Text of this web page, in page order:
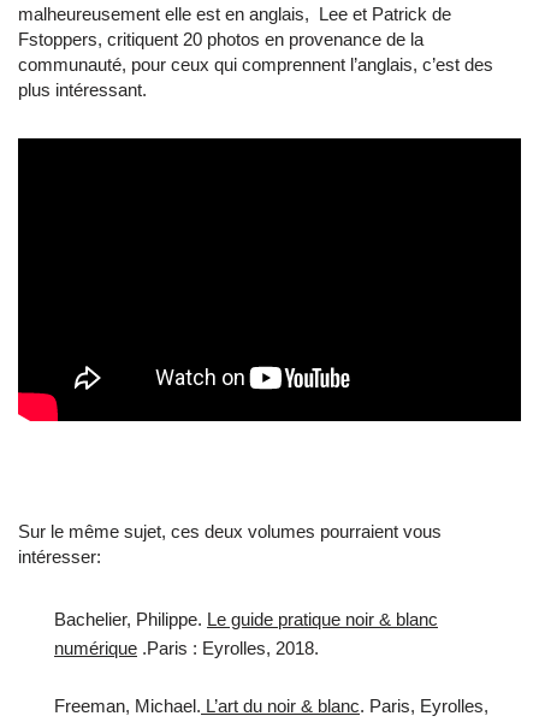
malheureusement elle est en anglais, Lee et Patrick de
Fstoppers, critiquent 20 photos en provenance de la
communauté, pour ceux qui comprennent l’anglais, c’est des
plus intéressant.
Sur le même sujet, ces deux volumes pourraient vous
intéresser:
Bachelier, Philippe. Le guide pratique noir & blanc
numérique .Paris : Eyrolles, 2018.
Freeman, Michael. L’art du noir & blanc. Paris, Eyrolles,